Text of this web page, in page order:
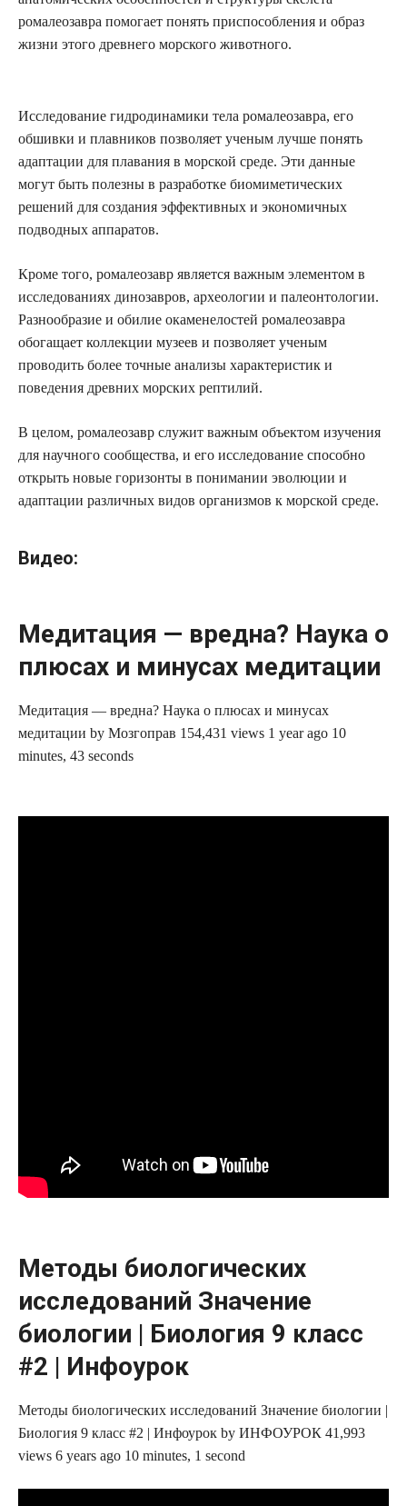
ромалеозавра помогает понять приспособления и образ
жизни этого древнего морского животного.
Исследование гидродинамики тела ромалеозавра, его
обшивки и плавников позволяет ученым лучше понять
адаптации для плавания в морской среде. Эти данные
могут быть полезны в разработке биомиметических
решений для создания эффективных и экономичных
подводных аппаратов.
Кроме того, ромалеозавр является важным элементом в
исследованиях динозавров, археологии и палеонтологии.
Разнообразие и обилие окаменелостей ромалеозавра
обогащает коллекции музеев и позволяет ученым
проводить более точные анализы характеристик и
поведения древних морских рептилий.
В целом, ромалеозавр служит важным объектом изучения
для научного сообщества, и его исследование способно
открыть новые горизонты в понимании эволюции и
адаптации различных видов организмов к морской среде.
Видео:
Медитация — вредна? Наука о
плюсах и минусах медитации
Медитация — вредна? Наука о плюсах и минусах
медитации by Мозгоправ 154,431 views 1 year ago 10
minutes, 43 seconds
Методы биологических
исследований Значение
биологии | Биология 9 класс
#2 | Инфоурок
Методы биологических исследований Значение биологии |
Биология 9 класс #2 | Инфоурок by ИНФОУРОК 41,993
views 6 years ago 10 minutes, 1 second